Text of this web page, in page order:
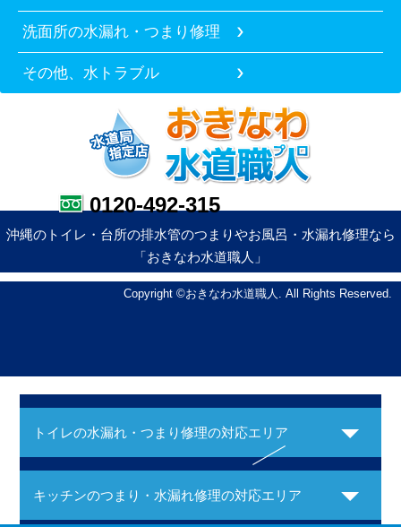
洗面所の水漏れ・つまり修理
その他、水トラブル
0120-492-315
沖縄のトイレ・台所の排水管のつまりやお風呂・水漏れ修理なら
「おきなわ水道職人」
Copyright ©おきなわ水道職人. All Rights Reserved.
トイレの水漏れ・つまり修理の対応エリア
キッチンのつまり・水漏れ修理の対応エリア